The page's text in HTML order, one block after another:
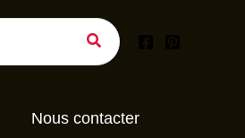
Nous contacter